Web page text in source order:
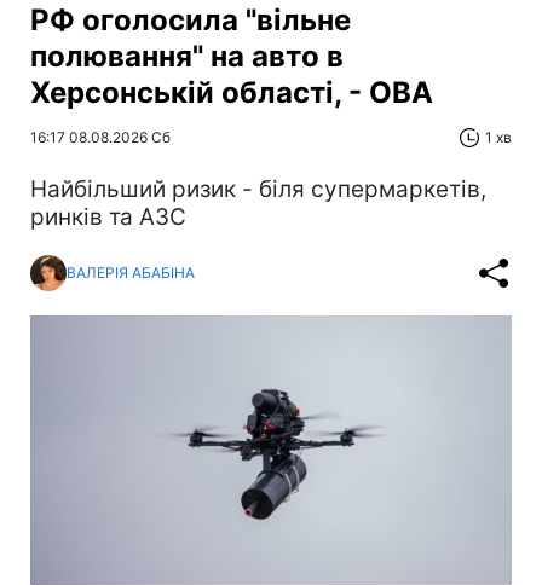
РФ оголосила "вільне
полювання" на авто в
Херсонській області, - ОВА
16:17 08.08.2026 Сб 1 хв
Найбільший ризик - біля супермаркетів,
ринків та АЗС
ВАЛЕРІЯ АБАБІНА